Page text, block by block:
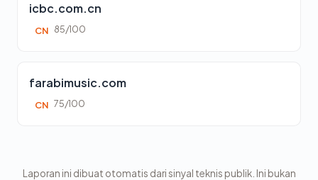
icbc.com.cn
CN 85/100
farabimusic.com
CN 75/100
Laporan ini dibuat otomatis dari sinyal teknis publik. Ini bukan